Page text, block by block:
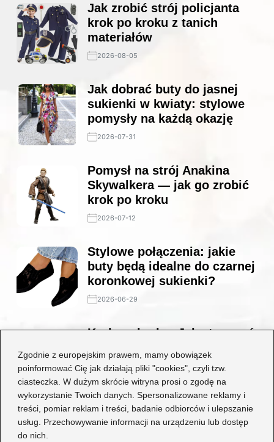
Zgodnie z europejskim prawem, mamy obowiązek
poinformować Cię jak działają pliki "cookies", czyli tzw.
ciasteczka. W dużym skrócie witryna prosi o zgodę na
wykorzystanie Twoich danych. Spersonalizowane reklamy i
treści, pomiar reklam i treści, badanie odbiorców i ulepszanie
usług. Przechowywanie informacji na urządzeniu lub dostęp
do nich.
Jak zrobić strój policjanta
krok po kroku z tanich
materiałów
2026-08-05
Jak dobrać buty do jasnej
sukienki w kwiaty: stylowe
pomysły na każdą okazję
2026-07-31
Pomysł na strój Anakina
Skywalkera — jak go zrobić
krok po kroku
2026-07-12
Stylowe połączenia: jakie
buty będą idealne do czarnej
koronkowej sukienki?
2026-06-29
Krok po kroku: Jak stworzyć
wiedźmina dla każdego fana
fantasy
2026-06-29
Kategorie